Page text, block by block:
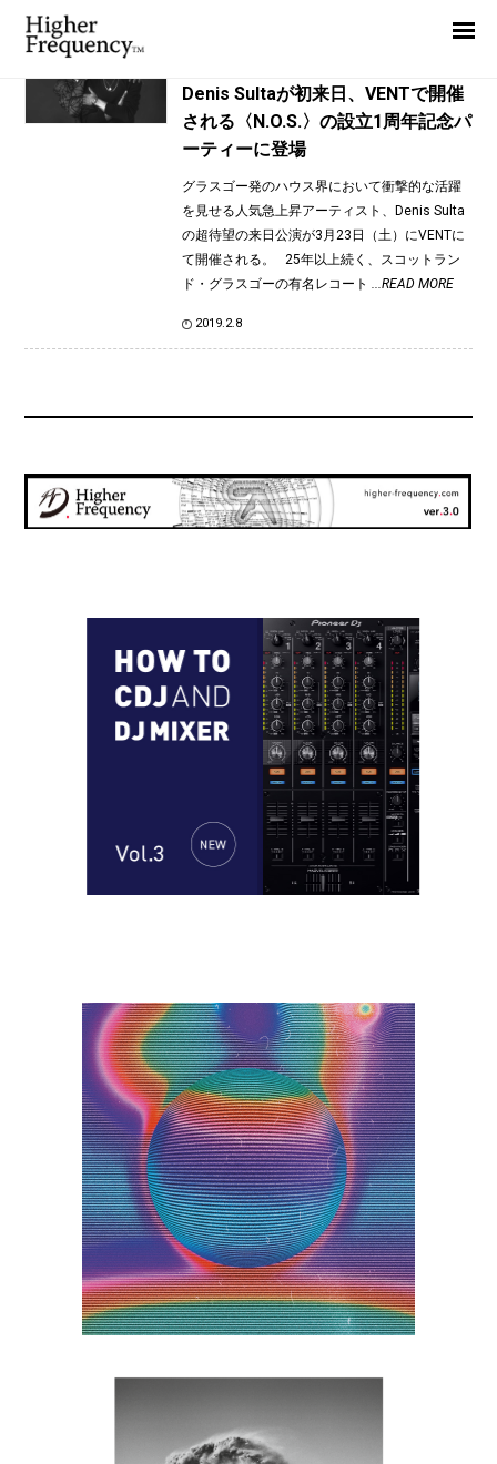
TAG: Sulta Selects
Denis Sultaが初来日、VENTで開催
される〈N.O.S.〉の設立1周年記念パ
ーティーに登場
グラスゴー発のハウス界において衝撃的な活躍
を見せる人気急上昇アーティスト、Denis Sulta
の超待望の来日公演が3月23日（土）にVENTに
て開催される。 25年以上続く、スコットラン
ド・グラスゴーの有名レコート ...READ MORE
2019.2.8
News
Interview
Report